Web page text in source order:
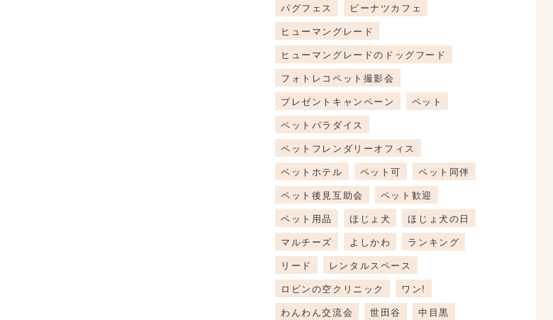
パグフェス
ピーナツカフェ
ヒューマングレード
ヒューマングレードのドッグフード
フォトレコペット撮影会
プレゼントキャンペーン
ペット
ペットパラダイス
ペットフレンダリーオフィス
ペットホテル
ペット可
ペット同伴
ペット後見互助会
ペット歓迎
ペット用品
ほじょ犬
ほじょ犬の日
マルチーズ
よしかわ
ランキング
リード
レンタルスペース
ロビンの空クリニック
ワン!
わんわん交流会
世田谷
中目黒